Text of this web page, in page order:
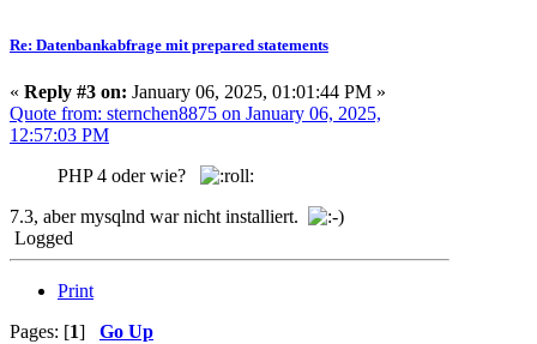
Re: Datenbankabfrage mit prepared statements
« Reply #3 on: January 06, 2025, 01:01:44 PM »
Quote from: sternchen8875 on January 06, 2025,
12:57:03 PM
PHP 4 oder wie?
7.3, aber mysqlnd war nicht installiert.
Logged
Print
Pages: [1] Go Up